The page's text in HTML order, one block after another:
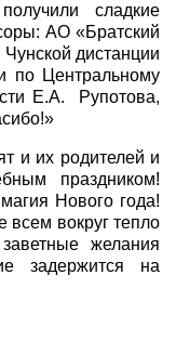
сладкие
АО «Братский
дистанции
Центральному
Е.А. Рупотова,
и их родителей и
праздником!
Нового года!
всем вокруг тепло
желания
задержится на